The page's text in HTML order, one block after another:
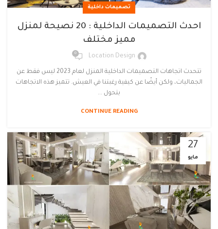
تصميمات داخلية
احدث التصميمات الداخلية : 20 نصيحة لمنزل
مميز مختلف
Location Design
0
تتحدث اتجاهات التصميمات الداخلية المنزل لعام 2023 ليس فقط عن
الجماليات، ولكن أيضًا عن كيفية رغبتنا في العيش. تتميز هذه الاتجاهات
بتحول ...
CONTINUE READING
27
مايو